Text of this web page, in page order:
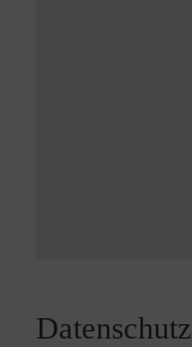
Datenschutz